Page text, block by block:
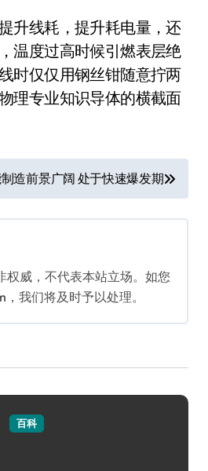
升线耗，提升耗电量，还
温度过高时候引燃表层绝
时仅仅用钢丝钳随意拧两
理专业知识导体的横截面
造前景广阔 处于快速爆发期
权威，不代表本站立场。如您
我们将及时予以处理。
百科